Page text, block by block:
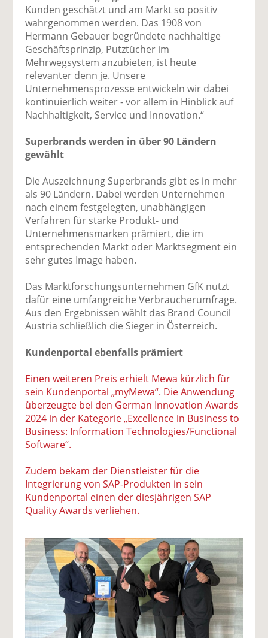
e
n
n
Kunden geschätzt und am Markt so positiv
wahrgenommen werden. Das 1908 von
Hermann Gebauer begründete nachhaltige
Geschäftsprinzip, Putztücher im
Mehrwegsystem anzubieten, ist heute
relevanter denn je. Unsere
Unternehmensprozesse entwickeln wir dabei
kontinuierlich weiter - vor allem in Hinblick auf
Nachhaltigkeit, Service und Innovation.“
Superbrands werden in über 90 Ländern
gewählt
Die Auszeichnung Superbrands gibt es in mehr
als 90 Ländern. Dabei werden Unternehmen
nach einem festgelegten, unabhängigen
Verfahren für starke Produkt- und
Unternehmensmarken prämiert, die im
entsprechenden Markt oder Marktsegment ein
sehr gutes Image haben.
Das Marktforschungsunternehmen GfK nutzt
dafür eine umfangreiche Verbraucherumfrage.
Aus den Ergebnissen wählt das Brand Council
Austria schließlich die Sieger in Österreich.
Kundenportal ebenfalls prämiert
Einen weiteren Preis erhielt Mewa kürzlich für
sein Kundenportal „myMewa“. Die Anwendung
überzeugte bei den German Innovation Awards
2024 in der Kategorie „Excellence in Business to
Business: Information Technologies/Functional
Software“.
Zudem bekam der Dienstleister für die
Integrierung von SAP-Produkten in sein
Kundenportal einen der diesjährigen SAP
Quality Awards verliehen.